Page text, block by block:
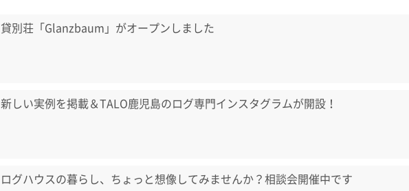
貸別荘「Glanzbaum」がオープンしました
新しい実例を掲載＆TALO鹿児島のログ専門インスタグラムが開設！
ログハウスの暮らし、ちょっと想像してみませんか？相談会開催中です